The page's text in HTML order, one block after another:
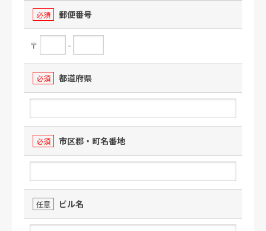
必須 郵便番号
〒 -
必須 都道府県
必須 市区郡・町名番地
任意 ビル名